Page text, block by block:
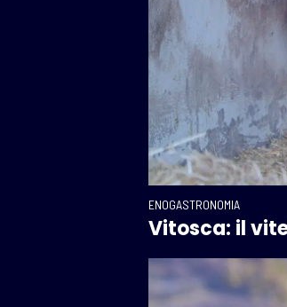
ENOGASTRONOMIA
Vitosca: il